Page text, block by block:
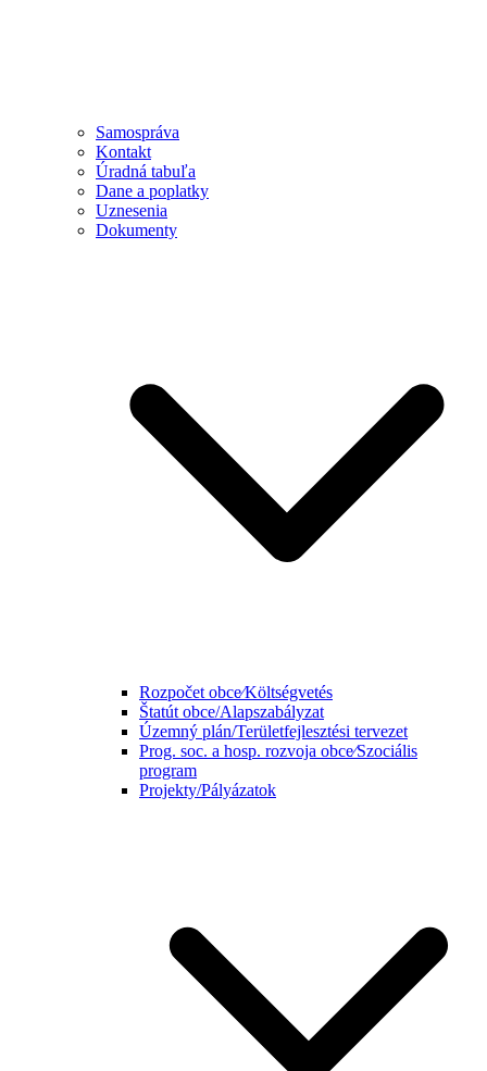
Samospráva
Kontakt
Úradná tabuľa
Dane a poplatky
Uznesenia
Dokumenty
Rozpočet obce⁄Költségvetés
Štatút obce/Alapszabályzat
Územný plán/Területfejlesztési tervezet
Prog. soc. a hosp. rozvoja obce⁄Szociális
program
Projekty/Pályázatok